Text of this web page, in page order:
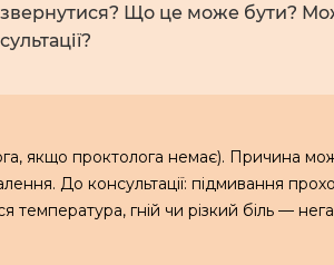
звернутися? Що це може бути?
якщо проктолога немає). Причина
До консультації: підмивання
температура, гній чи різкий біль —